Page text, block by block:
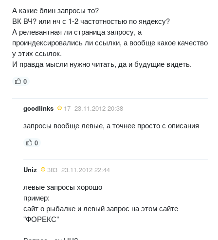
А какие блин запросы то?
ВК ВЧ? или нч с 1-2 частотностью по яндексу?
А релевантная ли страница запросу, а
проиндексировались ли ссылки, а вообще какое качество
у этих ссылок.
И правда мысли нужно читать, да и будущие видеть.
0
goodlinks 17 23.11.2012 20:38
запросы вообще левые, а точнее просто с описания
0
Uniz 383 23.11.2012 22:44
левые запросы хорошо
пример:
сайт о рыбалке и левый запрос на этом сайте
"ФОРЕКС"